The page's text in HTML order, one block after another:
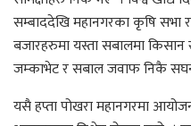
सम्बाददेखि महानगरका कृषि सभा
बजारहरुमा यस्ता सबालमा किसान
जम्काभेट र सबाल जवाफ निकै
यसै हप्ता पोखरा महानगरमा